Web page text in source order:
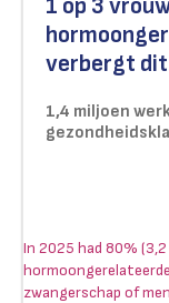
verbergt
1,4 miljoen
In 2025 had 80%
zwangerschap of